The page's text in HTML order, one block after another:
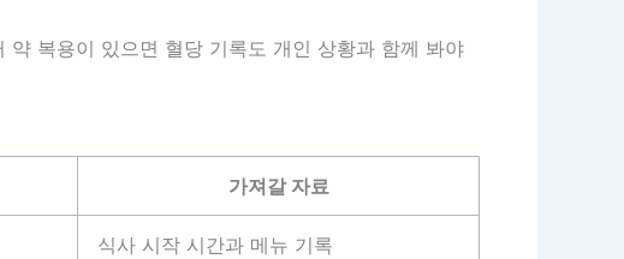
복용이 있으면 혈당 기록도 개인 상황과 함께 봐야
가져갈 자료
식사 시작 시간과 메뉴 기록